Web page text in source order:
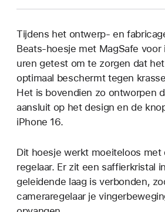
Tijdens het ontwerp- en
Beats-hoesje met MagSafe voor
uren getest om te zorgen dat
optimaal beschermt tegen
Het is bovendien zo ontworpen
aansluit op het design en de
iPhone 16.
Dit hoesje werkt moeiteloos
regelaar. Er zit een saffierkristal
geleidende laag is verbonden,
cameraregelaar je